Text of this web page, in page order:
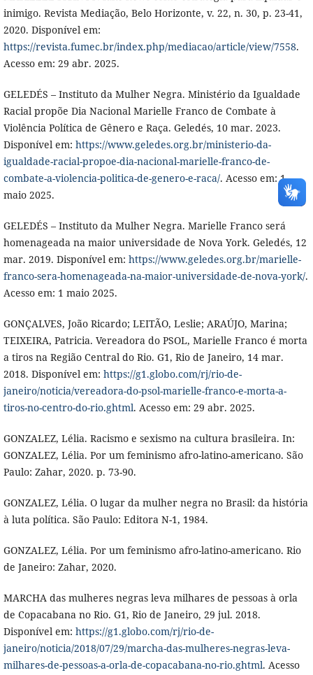
inimigo. Revista Mediação, Belo Horizonte, v. 22, n. 30, p. 23-41,
2020. Disponível em:
https://revista.fumec.br/index.php/mediacao/article/view/7558.
Acesso em: 29 abr. 2025.
GELEDÉS – Instituto da Mulher Negra. Ministério da Igualdade
Racial propõe Dia Nacional Marielle Franco de Combate à
Violência Política de Gênero e Raça. Geledés, 10 mar. 2023.
Disponível em: https://www.geledes.org.br/ministerio-da-
igualdade-racial-propoe-dia-nacional-marielle-franco-de-
combate-a-violencia-politica-de-genero-e-raca/. Acesso em: 1
maio 2025.
GELEDÉS – Instituto da Mulher Negra. Marielle Franco será
homenageada na maior universidade de Nova York. Geledés, 12
mar. 2019. Disponível em: https://www.geledes.org.br/marielle-
franco-sera-homenageada-na-maior-universidade-de-nova-york/.
Acesso em: 1 maio 2025.
GONÇALVES, João Ricardo; LEITÃO, Leslie; ARAÚJO, Marina;
TEIXEIRA, Patricia. Vereadora do PSOL, Marielle Franco é morta
a tiros na Região Central do Rio. G1, Rio de Janeiro, 14 mar.
2018. Disponível em: https://g1.globo.com/rj/rio-de-
janeiro/noticia/vereadora-do-psol-marielle-franco-e-morta-a-
tiros-no-centro-do-rio.ghtml. Acesso em: 29 abr. 2025.
GONZALEZ, Lélia. Racismo e sexismo na cultura brasileira. In:
GONZALEZ, Lélia. Por um feminismo afro-latino-americano. São
Paulo: Zahar, 2020. p. 73-90.
GONZALEZ, Lélia. O lugar da mulher negra no Brasil: da história
à luta política. São Paulo: Editora N-1, 1984.
GONZALEZ, Lélia. Por um feminismo afro-latino-americano. Rio
de Janeiro: Zahar, 2020.
MARCHA das mulheres negras leva milhares de pessoas à orla
de Copacabana no Rio. G1, Rio de Janeiro, 29 jul. 2018.
Disponível em: https://g1.globo.com/rj/rio-de-
janeiro/noticia/2018/07/29/marcha-das-mulheres-negras-leva-
milhares-de-pessoas-a-orla-de-copacabana-no-rio.ghtml. Acesso